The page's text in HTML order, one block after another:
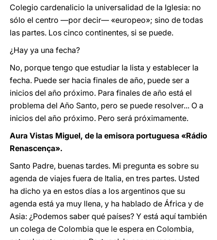
Colegio cardenalicio la universalidad de la Iglesia: no
sólo el centro —por decir— «europeo»; sino de todas
las partes. Los cinco continentes, si se puede.
¿Hay ya una fecha?
No, porque tengo que estudiar la lista y establecer la
fecha. Puede ser hacia finales de año, puede ser a
inicios del año próximo. Para finales de año está el
problema del Año Santo, pero se puede resolver... O a
inicios del año próximo. Pero será próximamente.
Aura Vistas Miguel, de la emisora portuguesa «Rádio
Renascença».
Santo Padre, buenas tardes. Mi pregunta es sobre su
agenda de viajes fuera de Italia, en tres partes. Usted
ha dicho ya en estos días a los argentinos que su
agenda está ya muy llena, y ha hablado de África y de
Asia: ¿Podemos saber qué países? Y está aquí también
un colega de Colombia que le espera en Colombia,